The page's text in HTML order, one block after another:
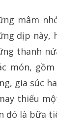
mâm
dịp này,
thanh
món,
gia súc
thiếu
đó là bữa